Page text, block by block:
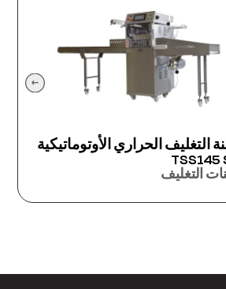
ماكينة التغليف الحراري نصف
الأوتوماتيكية TSS102-F
ماكينات التغليف